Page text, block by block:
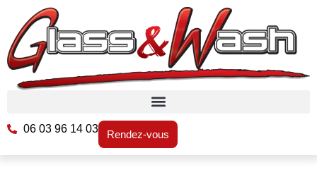
06 03 96 14 03 Rendez-vous